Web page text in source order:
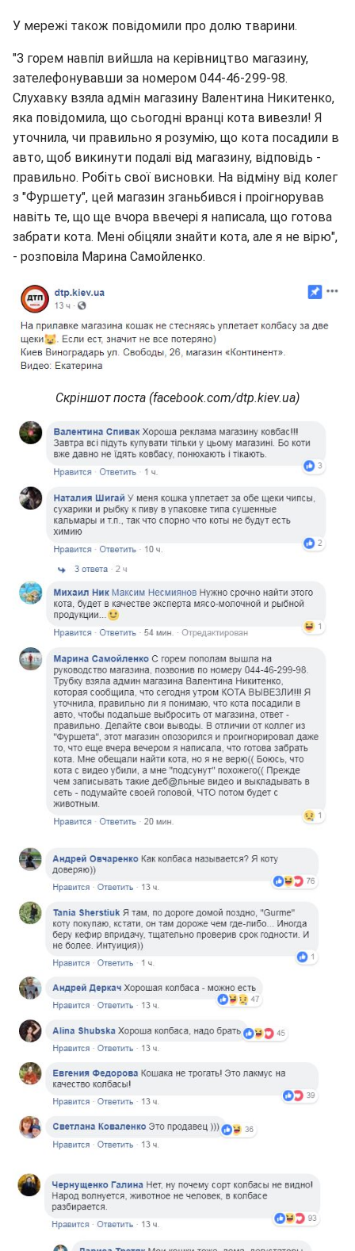
У мережі також повідомили про долю тварини.
"З горем навпіл вийшла на керівництво магазину,
зателефонувавши за номером 044-46-299-98.
Слухавку взяла адмін магазину Валентина Никитенко,
яка повідомила, що сьогодні вранці кота вивезли! Я
уточнила, чи правильно я розумію, що кота посадили в
авто, щоб викинути подалі від магазину, відповідь -
правильно. Робіть свої висновки. На відміну від колег
з "Фуршету", цей магазин зганьбився і проігнорував
навіть те, що ще вчора ввечері я написала, що готова
забрати кота. Мені обіцяли знайти кота, але я не вірю",
- розповіла Марина Самойленко.
Скріншот поста (facebook.com/dtp.kiev.ua)